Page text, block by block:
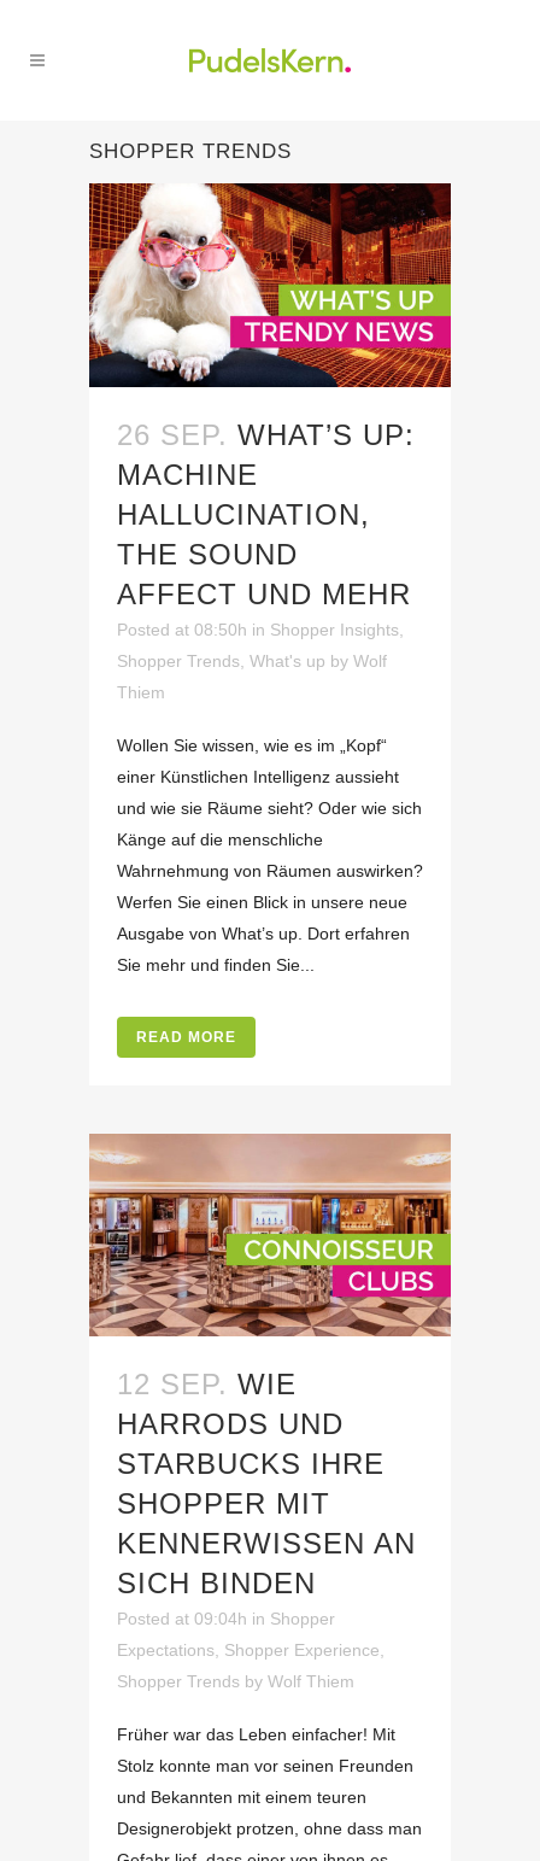
SHOPPER TRENDS
26 SEP. WHAT’S UP:
MACHINE
HALLUCINATION,
THE SOUND
AFFECT UND MEHR
Posted at 08:50h in Shopper Insights
Shopper Trends What's up by Wolf
Thiem
Wollen Sie wissen, wie es im „Kopf“
einer Künstlichen Intelligenz aussieht
und wie sie Räume sieht? Oder wie sich
Känge auf die menschliche
Wahrnehmung von Räumen auswirken?
Werfen Sie einen Blick in unsere neue
Ausgabe von What’s up. Dort erfahren
Sie mehr und finden Sie...
READ MORE
12 SEP. WIE
HARRODS UND
STARBUCKS IHRE
SHOPPER MIT
KENNERWISSEN AN
SICH BINDEN
Posted at 09:04h in Shopper
Expectations, Shopper Experience,
Shopper Trends by Wolf Thiem
Früher war das Leben einfacher! Mit
Stolz konnte man vor seinen Freunden
und Bekannten mit einem teuren
Designerobjekt protzen, ohne dass man